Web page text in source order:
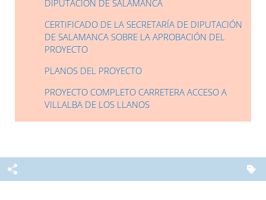
DIPUTACIÓN DE SALAMANCA
CERTIFICADO DE LA SECRETARÍA DE DIPUTACIÓN
DE SALAMANCA SOBRE LA APROBACIÓN DEL
PROYECTO
PLANOS DEL PROYECTO
PROYECTO COMPLETO CARRETERA ACCESO A
VILLALBA DE LOS LLANOS